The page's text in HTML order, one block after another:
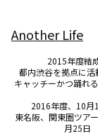
Another Life
2015年度結
都内渋谷を拠点に活
キャッチーかつ踊れ
2016年度、10月
東名阪、関東圏ツア
月25日